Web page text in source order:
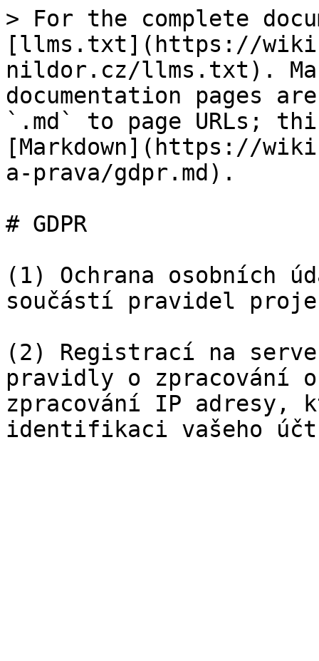
> For the complete
[llms.txt](https://
nildor.cz/llms.txt).
documentation pages
`.md` to page URLs;
[Markdown](https://
a-prava/gdpr.md).
# GDPR
(1) Ochrana osobních
součástí pravidel
(2) Registrací na
pravidly o zpracování
zpracování IP adresy,